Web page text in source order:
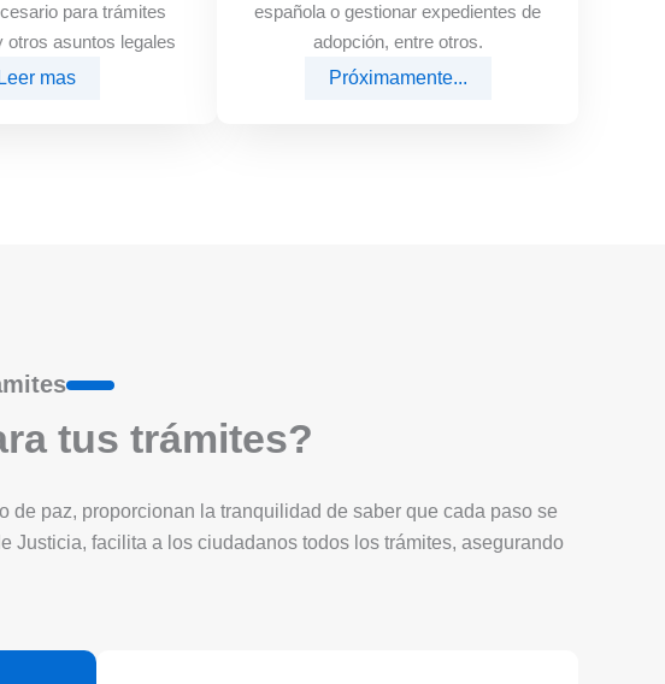
para trámites
otros asuntos legales
Leer mas
española o gestionar expedientes de
adopción, entre otros.
Próximamente...
tus trámites?
paz, proporcionan la tranquilidad de saber que cada paso se
Justicia, facilita a los ciudadanos todos los trámites, asegurando